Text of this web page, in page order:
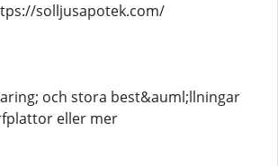
solljusapotek.com/
och stora best&auml;llningar
eller mer